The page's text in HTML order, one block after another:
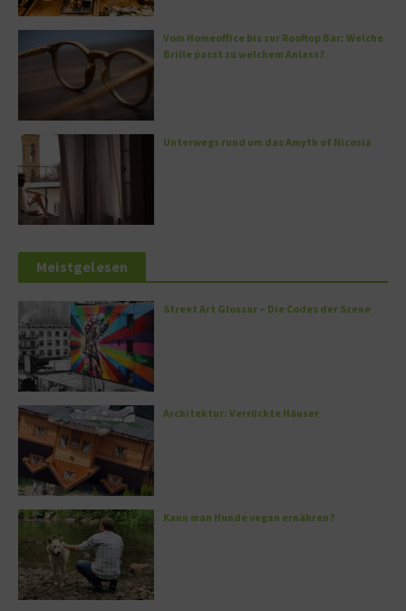
Vom Homeoffice bis zur Rooftop Bar: Welche
Brille passt zu welchem Anlass?
Unterwegs rund um das Amyth of Nicosia
Meistgelesen
Street Art Glossar – Die Codes der Szene
Architektur: Verrückte Häuser
Kann man Hunde vegan ernähren?